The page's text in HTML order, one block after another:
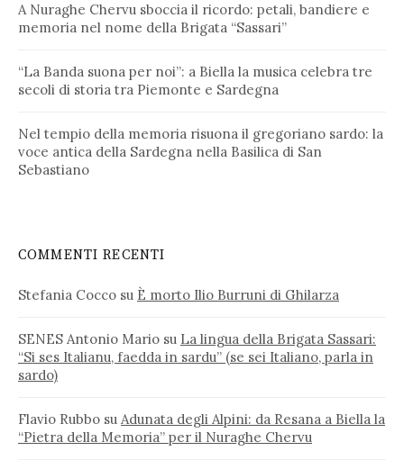
A Nuraghe Chervu sboccia il ricordo: petali, bandiere e
memoria nel nome della Brigata “Sassari”
“La Banda suona per noi”: a Biella la musica celebra tre
secoli di storia tra Piemonte e Sardegna
Nel tempio della memoria risuona il gregoriano sardo: la
voce antica della Sardegna nella Basilica di San
Sebastiano
COMMENTI RECENTI
Stefania Cocco su È morto Ilio Burruni di Ghilarza
SENES Antonio Mario su La lingua della Brigata Sassari:
“Si ses Italianu, faedda in sardu” (se sei Italiano, parla in
sardo)
Flavio Rubbo su Adunata degli Alpini: da Resana a Biella la
“Pietra della Memoria” per il Nuraghe Chervu